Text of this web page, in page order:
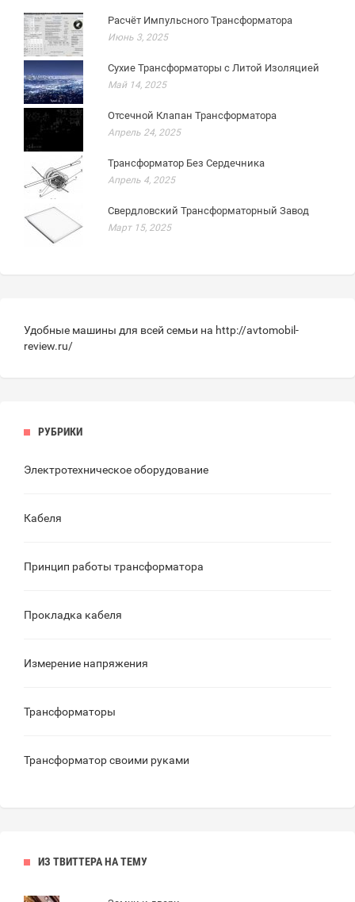
Расчёт Импульсного Трансформатора
Июнь 3, 2025
Сухие Трансформаторы с Литой Изоляцией
Май 14, 2025
Отсечной Клапан Трансформатора
Апрель 24, 2025
Трансформатор Без Сердечника
Апрель 4, 2025
Свердловский Трансформаторный Завод
Март 15, 2025
Удобные машины для всей семьи на http://avtomobil-
review.ru/
РУБРИКИ
Электротехническое оборудование
Кабеля
Принцип работы трансформатора
Прокладка кабеля
Измерение напряжения
Трансформаторы
Трансформатор своими руками
ИЗ ТВИТТЕРА НА ТЕМУ